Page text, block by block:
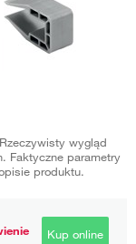
wygląd
Faktyczne parametry
produktu.
Kup online